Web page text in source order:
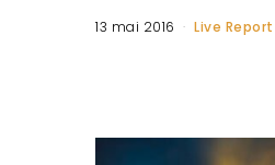
13 mai 2016 Live Report